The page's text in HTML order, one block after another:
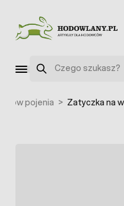
Szukaj
pojenia > Zatyczka na